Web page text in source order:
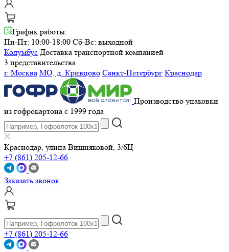
График работы:
Пн-Пт: 10:00-18:00 Сб-Вс: выходной
Колумбус Доставка транспортной компанией
3 представительства
г. Москва МО, д. Кривцово Санкт-Петербург Краснодар
Производство упаковки
из гофрокартона с 1999 года
Краснодар, улица Вишняковой, 3/6Ц
+7 (861) 205-12-66
Заказать звонок
+7 (861) 205-12-66